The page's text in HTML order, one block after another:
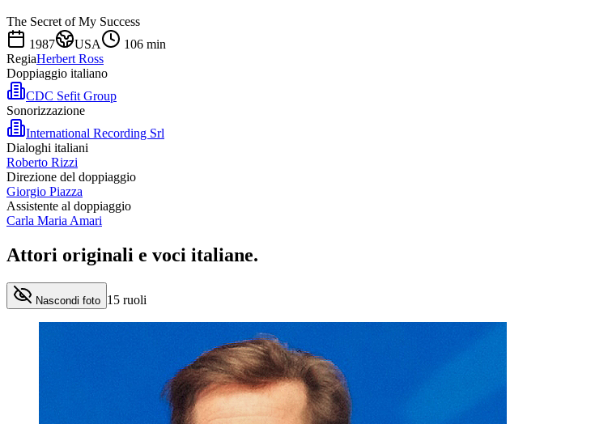
The Secret of My Success
1987
USA 106 min
RegiaHerbert Ross
Doppiaggio italiano
CDC Sefit Group
Sonorizzazione
International Recording Srl
Dialoghi italiani
Roberto Rizzi
Direzione del doppiaggio
Giorgio Piazza
Assistente al doppiaggio
Carla Maria Amari
Attori originali e voci italiane.
Nascondi foto 15 ruoli